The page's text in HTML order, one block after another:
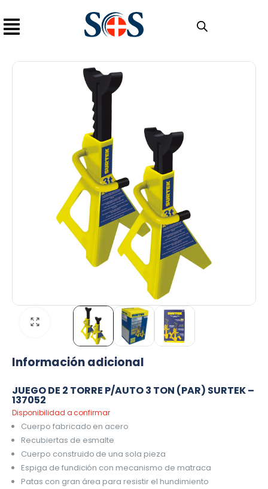
Información adicional
JUEGO DE 2 TORRE P/AUTO 3 TON (PAR) SURTEK –
137052
Disponibilidad a confirmar
Cuerpo fabricado en acero
Recubiertas de esmalte
Cuerpo construido de una sola pieza
Espiga de fundición con mecanismo de matraca
Patas con gran área para resistir el hundimiento